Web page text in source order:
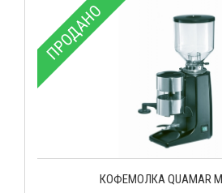
ПРОДАНО
КОФЕМОЛКА QUAMAR